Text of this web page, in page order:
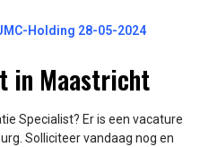
Holding 28-05-2024
in Maastricht
Specialist? Er is een vacature
Solliciteer vandaag nog en